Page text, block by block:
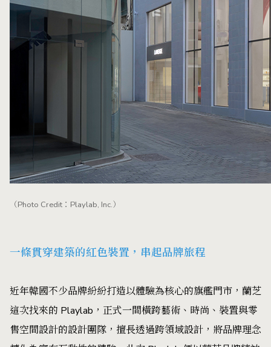
（Photo Credit：Playlab, Inc.）
一條貫穿建築的紅色裝置，串起品牌旅程
近年韓國不少品牌紛紛打造以體驗為核心的旗艦門市，蘭芝
這次找來的 Playlab，正式一間橫跨藝術、時尚、裝置與零
售空間設計的設計團隊，擅長透過跨領域設計，將品牌理念